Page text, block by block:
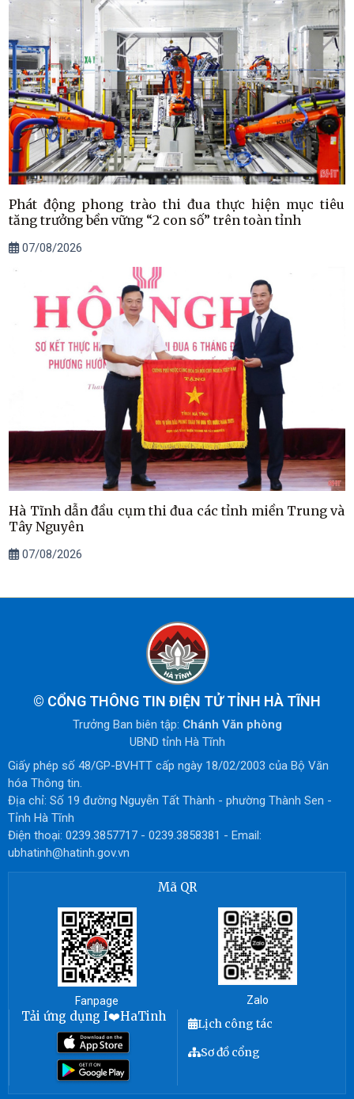
Phát động phong trào thi đua thực hiện mục tiêu
tăng trưởng bền vững “2 con số” trên toàn tỉnh
07/08/2026
Hà Tĩnh dẫn đầu cụm thi đua các tỉnh miền Trung và
Tây Nguyên
07/08/2026
© CỔNG THÔNG TIN ĐIỆN TỬ TỈNH HÀ TĨNH
Trưởng Ban biên tập: Chánh Văn phòng
UBND tỉnh Hà Tĩnh
Giấy phép số 48/GP-BVHTT cấp ngày 18/02/2003 của Bộ Văn
hóa Thông tin.
Địa chỉ: Số 19 đường Nguyễn Tất Thành - phường Thành Sen -
Tỉnh Hà Tĩnh
Điện thoại: 0239.3857717 - 0239.3858381 - Email:
ubhatinh@hatinh.gov.vn
Mã QR
Fanpage Zalo
Tải ứng dụng I❤️HaTinh
Lịch công tác
Sơ đồ cổng